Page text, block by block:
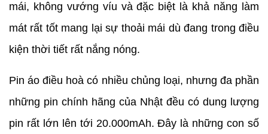
mái, không vướng víu và đặc biệt là khả năng làm
mát rất tốt mang lại sự thoải mái dù đang trong điều
kiện thời tiết rất nắng nóng.
Pin áo điều hoà có nhiều chủng loại, nhưng đa phần
những pin chính hãng của Nhật đều có dung lượng
pin rất lớn lên tới 20.000mAh. Đây là những con số